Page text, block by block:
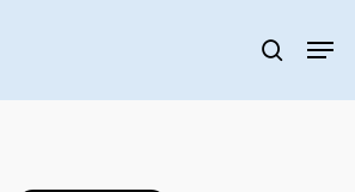
search
Menu